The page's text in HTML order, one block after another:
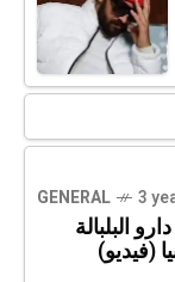
GENERAL 3
البلبالة
(فيديو)